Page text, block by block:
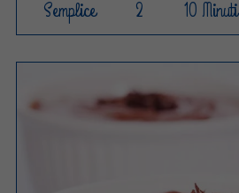
Semplice 2 10 Minuti